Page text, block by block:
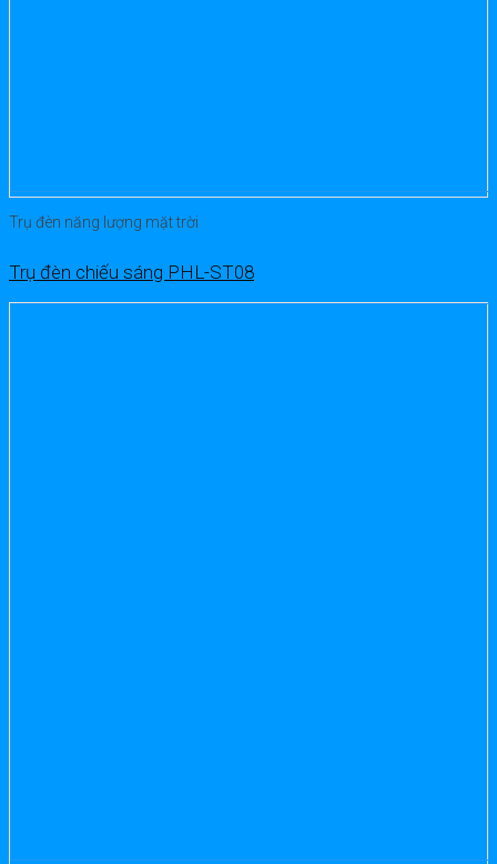
Trụ đèn năng lượng mặt trời
Trụ đèn chiếu sáng PHL-ST08